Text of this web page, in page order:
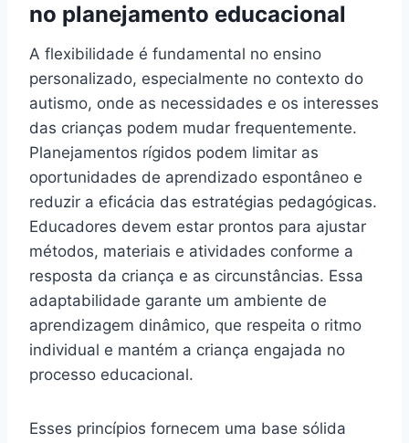
no planejamento educacional
A flexibilidade é fundamental no ensino
personalizado, especialmente no contexto do
autismo, onde as necessidades e os interesses
das crianças podem mudar frequentemente.
Planejamentos rígidos podem limitar as
oportunidades de aprendizado espontâneo e
reduzir a eficácia das estratégias pedagógicas.
Educadores devem estar prontos para ajustar
métodos, materiais e atividades conforme a
resposta da criança e as circunstâncias. Essa
adaptabilidade garante um ambiente de
aprendizagem dinâmico, que respeita o ritmo
individual e mantém a criança engajada no
processo educacional.
Esses princípios fornecem uma base sólida